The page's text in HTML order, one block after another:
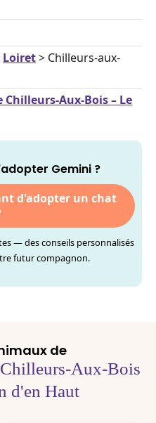
Loiret> Chilleurs-aux-
Chilleurs-Aux-Bois – Le
Gemini ?
d'adopter un chat
— des conseils personnalisés
futur compagnon.
de
Aux-Bois
d'en Haut